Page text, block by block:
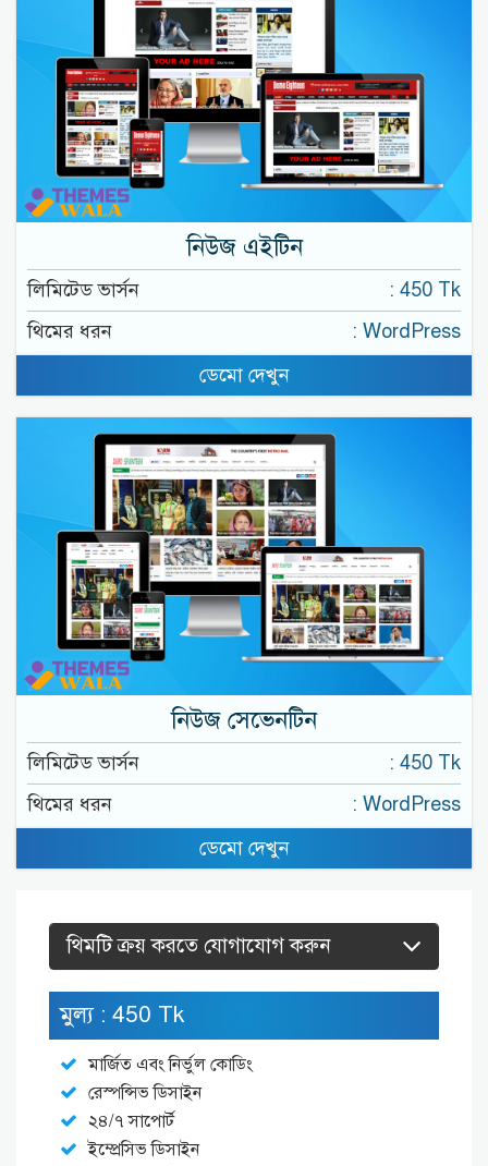
নিউজ এইটিন
লিমিটেড ভার্সন
: 450 Tk
থিমের ধরন
: WordPress
ডেমো দেখুন
নিউজ সেভেনটিন
লিমিটেড ভার্সন
: 450 Tk
থিমের ধরন
: WordPress
ডেমো দেখুন
থিমটি ক্রয় করতে যোগাযোগ করুন
মুল্য : 450 Tk
মার্জিত এবং নির্ভুল কোডিং
রেস্পন্সিভ ডিসাইন
২৪/৭ সাপোর্ট
ইম্প্রেসিভ ডিসাইন